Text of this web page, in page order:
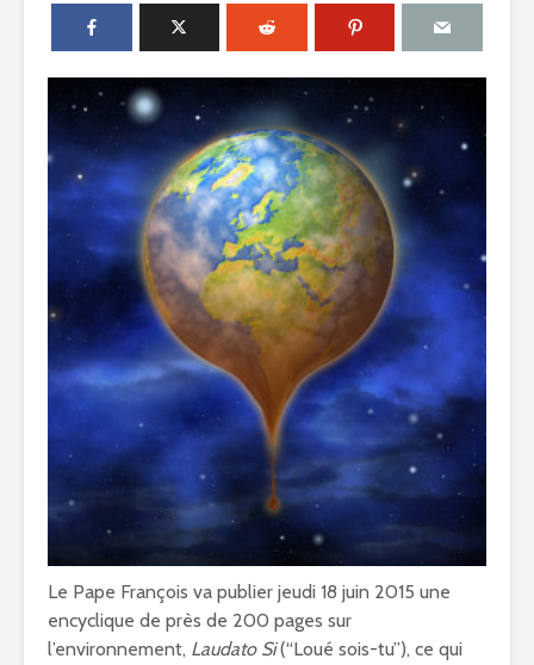
Le Pape François va publier jeudi 18 juin 2015 une
encyclique de près de 200 pages sur
l’environnement, Laudato Si(“Loué sois-tu”), ce qui